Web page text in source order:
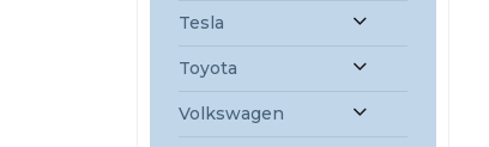
Tesla
Toyota
Volkswagen